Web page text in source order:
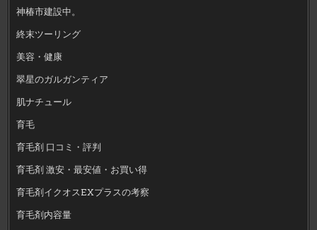
神椿市建設中。
終末ツーリング
美容・健康
翠星のガルガンティア
肌ナチュール
育毛
育毛剤 口コミ・評判
育毛剤 激安・最安値・お買い得
育毛剤イクオスEXプラスの考察
育毛剤内容量